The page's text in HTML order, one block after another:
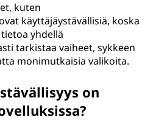
kuten
käyttäjäystävällisiä, koska
yhdellä
tarkistaa vaiheet, sykkeen
monimutkaisia valikoita.
on